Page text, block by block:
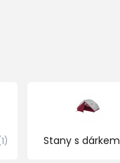
1 Stany s dárkem